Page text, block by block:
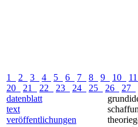
1 2 3 4 5 6 7 8 9 10
20
21 22 23 24 25 26
27
datenblatt
text
veröffentlichungen